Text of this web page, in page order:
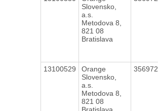
Slovensko,
a.s.
Metodova 8,
821 08
Bratislava
13100529
Orange
Slovensko,
a.s.
Metodova 8,
821 08